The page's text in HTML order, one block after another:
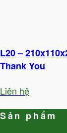
L20 –
Thank You
Liên hệ
Sản phẩm